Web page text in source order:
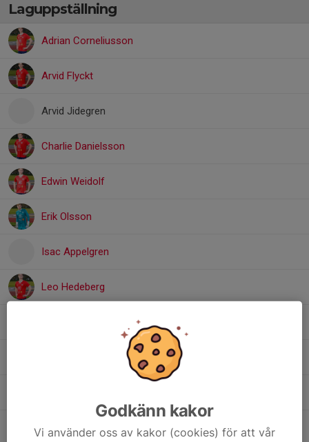
Laguppställning
Adrian Corneliusson
Arvid Flyckt
Arvid Jidegren
Charlie Danielsson
Edwin Weidolf
Erik Olsson
Isac Appelgren
Leo Hedeberg
Måns Edvardsson
Godkänn kakor
Vi använder oss av kakor (cookies) för att vår